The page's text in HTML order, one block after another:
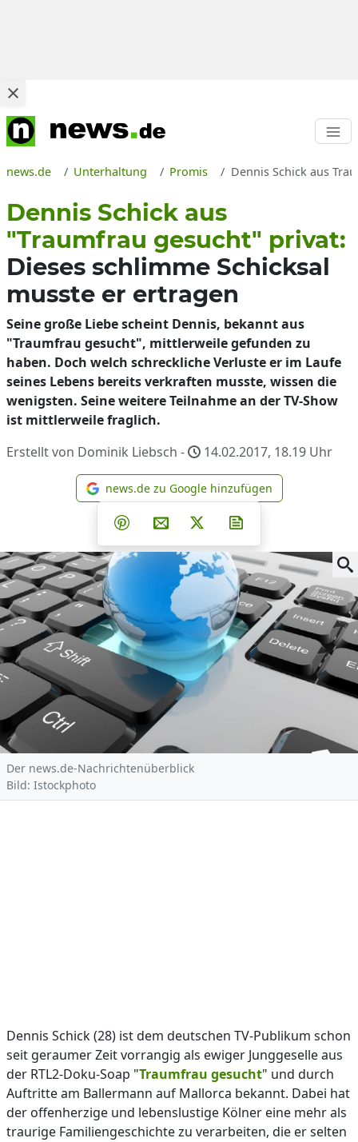
news.de Unterhaltung Promis Dennis Schick aus
Dennis Schick aus
"Traumfrau gesucht" privat:
Dieses schlimme Schicksal
musste er ertragen
Seine große Liebe scheint Dennis, bekannt aus
"Traumfrau gesucht", mittlerweile gefunden zu
haben. Doch welch schreckliche Verluste er im Laufe
seines Lebens bereits verkraften musste, wissen die
wenigsten. Seine weitere Teilnahme an der TV-Show
ist mittlerweile fraglich.
Erstellt von Dominik Liebsch -
14.02.2017, 18.19 Uhr
news.de zu Google
news.de zu Google hinzufügen
Teilen auf Facebook
Teilen auf Whatsapp
Teilen auf Telegram
Teilen auf Pinterest
Per E-Mail teilen
Post auf X
Der news.de-Nachrichtenüberblick
Bild: Istockphoto
Dennis Schick (28) ist dem deutschen TV-Publikum schon
seit geraumer Zeit vorrangig als ewiger Junggeselle aus
der RTL2-Doku-Soap "Traumfrau gesucht" und durch
Auftritte am Ballermann auf Mallorca bekannt. Dabei hat
der offenherzige und lebenslustige Kölner eine mehr als
traurige Familiengeschichte zu verarbeiten, die er selten